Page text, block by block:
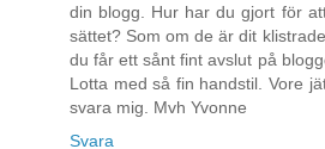
din blogg. Hur har du gjort för
sättet? Som om de är dit
du får ett sånt fint avslut på
Lotta med så fin handstil. Vore
svara mig. Mvh Yvonne
Svara